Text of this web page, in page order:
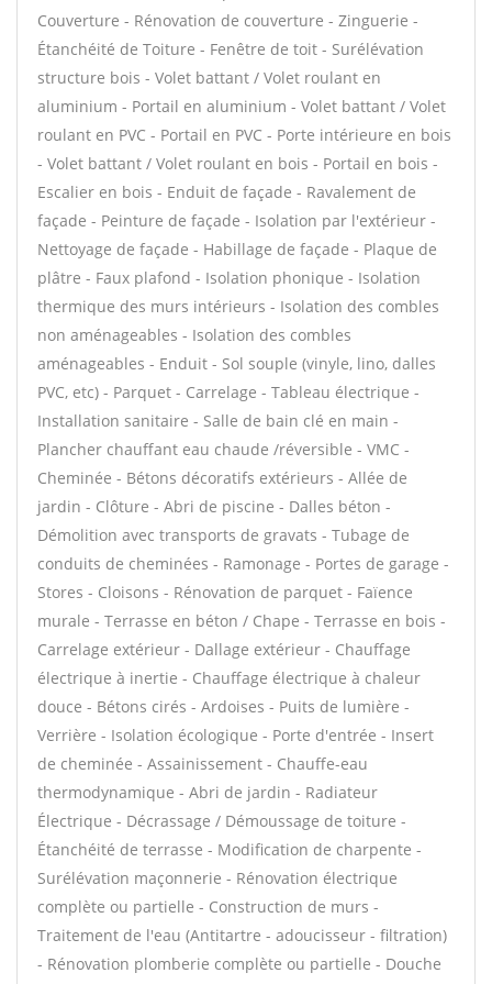
Couverture - Rénovation de couverture - Zinguerie -
Étanchéité de Toiture - Fenêtre de toit - Surélévation
structure bois - Volet battant / Volet roulant en
aluminium - Portail en aluminium - Volet battant / Volet
roulant en PVC - Portail en PVC - Porte intérieure en bois
- Volet battant / Volet roulant en bois - Portail en bois -
Escalier en bois - Enduit de façade - Ravalement de
façade - Peinture de façade - Isolation par l'extérieur -
Nettoyage de façade - Habillage de façade - Plaque de
plâtre - Faux plafond - Isolation phonique - Isolation
thermique des murs intérieurs - Isolation des combles
non aménageables - Isolation des combles
aménageables - Enduit - Sol souple (vinyle, lino, dalles
PVC, etc) - Parquet - Carrelage - Tableau électrique -
Installation sanitaire - Salle de bain clé en main -
Plancher chauffant eau chaude /réversible - VMC -
Cheminée - Bétons décoratifs extérieurs - Allée de
jardin - Clôture - Abri de piscine - Dalles béton -
Démolition avec transports de gravats - Tubage de
conduits de cheminées - Ramonage - Portes de garage -
Stores - Cloisons - Rénovation de parquet - Faïence
murale - Terrasse en béton / Chape - Terrasse en bois -
Carrelage extérieur - Dallage extérieur - Chauffage
électrique à inertie - Chauffage électrique à chaleur
douce - Bétons cirés - Ardoises - Puits de lumière -
Verrière - Isolation écologique - Porte d'entrée - Insert
de cheminée - Assainissement - Chauffe-eau
thermodynamique - Abri de jardin - Radiateur
Électrique - Décrassage / Démoussage de toiture -
Étanchéité de terrasse - Modification de charpente -
Surélévation maçonnerie - Rénovation électrique
complète ou partielle - Construction de murs -
Traitement de l'eau (Antitartre - adoucisseur - filtration)
- Rénovation plomberie complète ou partielle - Douche